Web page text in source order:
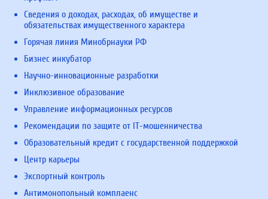
Сведения о доходах, расходах, об имуществе и
обязательствах имущественного характера
Горячая линия Минобрнауки РФ
Бизнес инкубатор
Научно-инновационные разработки
Инклюзивное образование
Управление информационных ресурсов
Рекомендации по защите от IT-мошенничества
Образовательный кредит с государственной поддержкой
Центр карьеры
Экспортный контроль
Антимонопольный комплаенс